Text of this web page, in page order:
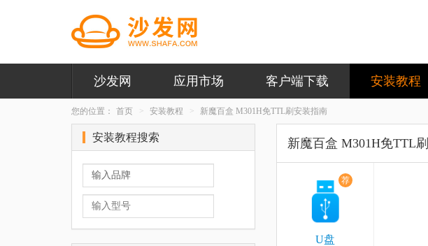
沙发网 应用市场 客户端下载 安装教程
您的位置： 首页 安装教程 新魔百盒 M301H免TTL刷安装指南
新魔百盒 M301H免TTL刷
荐
U盘
安装教程搜索